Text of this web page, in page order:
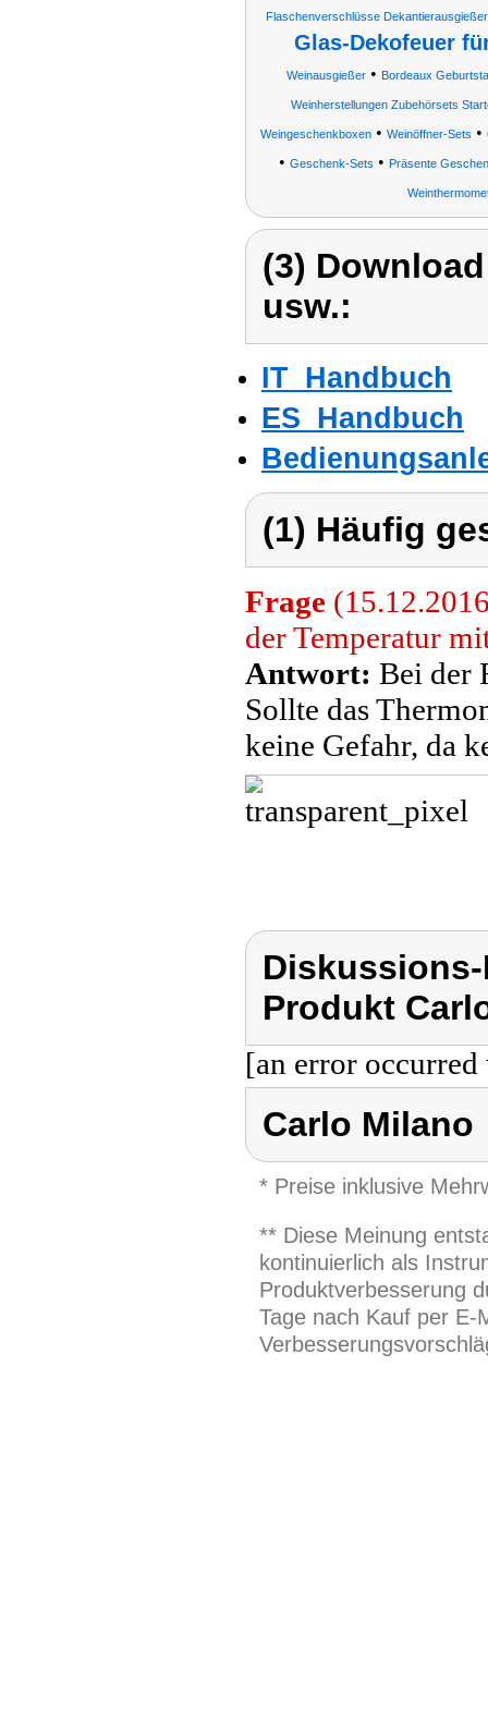
Flaschenverschlüsse Dekantierausgießer
Glas-Dekofeuer
Weinausgießer • Bordeaux
Weinherstellungen Zubehörsets
Weingeschenkboxen• Weinöffner-Sets •
• Geschenk-Sets • Präsente
(3)
usw.:
IT_Handbuch
ES_Handbuch
(1) Häufig
Frage
der Temperatur
Antwort: Bei der
Sollte das
keine Gefahr, da
Produkt
[an error
Carlo Milano
* Preise inklusive
** Diese Meinung
kontinuierlich als
Produktverbesserung
Tage nach Kauf per E-